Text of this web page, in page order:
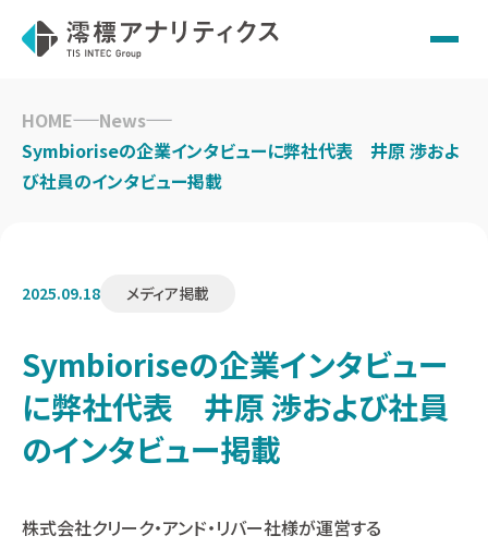
content
HOME
News
Symbioriseの企業インタビューに弊社代表 井原 渉およ
び社員のインタビュー掲載
2025.09.18 メディア掲載
Symbioriseの企業インタビュー
に弊社代表 井原 渉および社員
のインタビュー掲載
株式会社クリーク・アンド・リバー社様が運営する